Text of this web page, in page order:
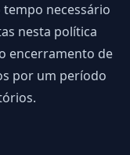
tempo necessário
nesta política
encerramento de
por um período